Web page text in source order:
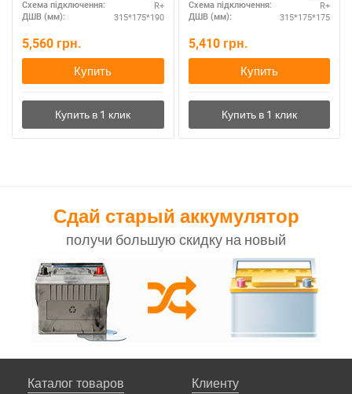
Схема підключення: R+
ДШВ (мм): 315*175*190
5,560 грн.
Купить
Схема підключення: R+
ДШВ (мм): 315*175*175
5,410 грн.
Купить
Сдай старый аккумулятор
получи большую скидку на новый
Каталог товаров Клиенту